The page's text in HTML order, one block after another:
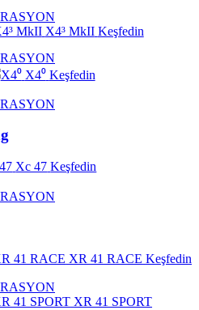
X4³ MkII Keşfedin
X4⁰ Keşfedin
Xc 47 Keşfedin
XR 41 RACE Keşfedin
XR 41 SPORT